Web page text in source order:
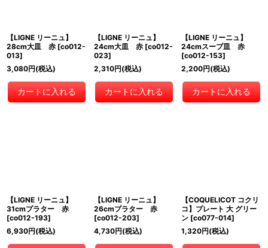
【LIGNE リーニュ】
28cm大皿 赤 [co012-
013]
3,080円(税込)
カートに入れる
【LIGNE リーニュ】
24cm大皿 赤 [co012-
023]
2,310円(税込)
カートに入れる
【LIGNE リーニュ】
24cmスープ皿 赤
[co012-153]
2,200円(税込)
カートに入れる
【LIGNE リーニュ】
31cmプラター 赤
[co012-193]
6,930円(税込)
【LIGNE リーニュ】
26cmプラター 赤
[co012-203]
4,730円(税込)
【COQUELICOT コクリ
コ】プレート 大 グリー
ン [co077-014]
1,320円(税込)